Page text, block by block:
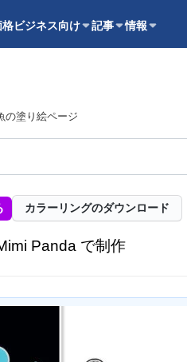
格ビジネス向け 記事 情報
の塗り絵ページ
カラーリングのダウンロード
Panda で制作